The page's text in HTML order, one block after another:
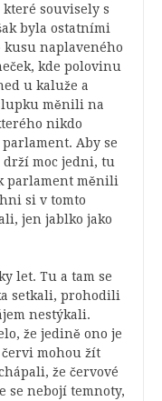
souvisely s
byla ostatními
naplaveného
kde polovinu
u kaluže a
měnili na
nikdo
Aby se
drží moc jedni, tu
parlament měnili
si v tomto
jen jablko jako
let. Tu a tam se
setkali, prohodili
nestýkali.
že jedině ono je
mohou žít
že červové
se nebojí temnoty,